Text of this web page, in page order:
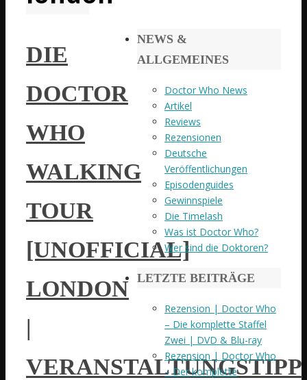
DIE
DOCTOR
WHO
WALKING
TOUR
[UNOFFICIAL]
LONDON
|
VERANSTALTUNGSTIPP
NEWS &
ALLGEMEINES
Doctor Who News
Artikel
Reviews
Rezensionen
Deutsche
Veröffentlichungen
Episodenguides
Gewinnspiele
Die Timelash
Was ist Doctor Who?
Wer sind die Doktoren?
LETZTE BEITRÄGE
Rezension | Doctor Who
– Die komplette Staffel
Zwei | DVD & Blu-ray
Rezension | Doctor Who
– Der komplette